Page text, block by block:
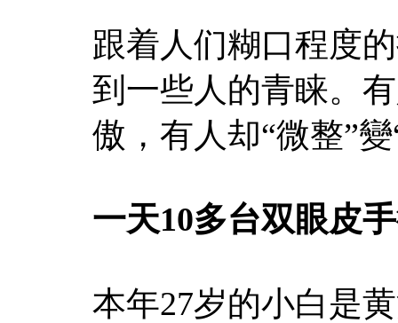
跟着人们糊口程度
到一些人的青睐。
傲，有人却“微整”
一天10多台双眼皮
本年27岁的小白是